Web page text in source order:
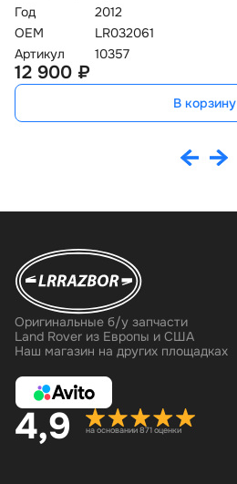
Год
2012
OEM
LR032061
Артикул
10357
12 900 ₽
В корзину
Оригинальные б/у запчасти
Land Rover из Европы и США
Наш магазин на других площадках
4,9 на основании 871 оценки